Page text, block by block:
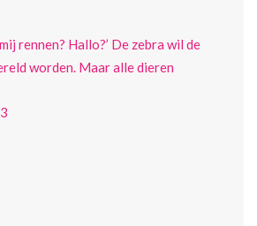
rennen? Hallo?’ De zebra wil de
worden. Maar alle dieren